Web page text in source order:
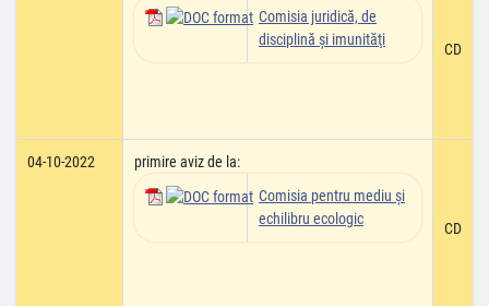
Comisia juridică, de
disciplină şi imunităţi
CD
04-10-2022
primire aviz de la:
Comisia pentru mediu şi
echilibru ecologic
CD